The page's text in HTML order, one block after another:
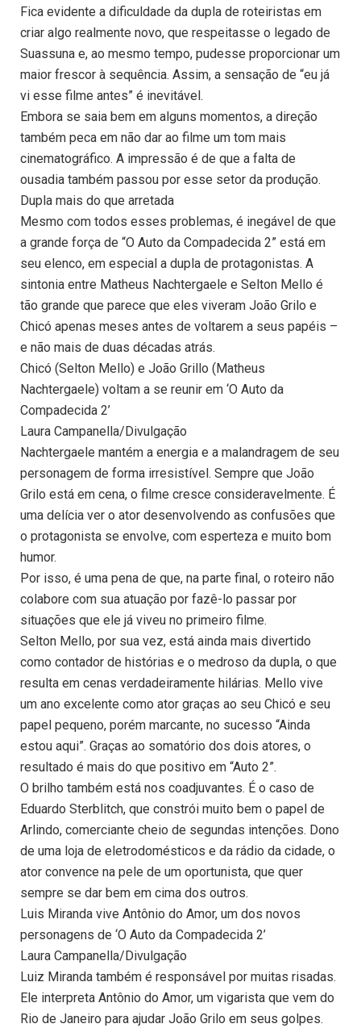
Fica evidente a dificuldade da dupla de roteiristas em
criar algo realmente novo, que respeitasse o legado de
Suassuna e, ao mesmo tempo, pudesse proporcionar um
maior frescor à sequência. Assim, a sensação de “eu já
vi esse filme antes” é inevitável.
Embora se saia bem em alguns momentos, a direção
também peca em não dar ao filme um tom mais
cinematográfico. A impressão é de que a falta de
ousadia também passou por esse setor da produção.
Dupla mais do que arretada
Mesmo com todos esses problemas, é inegável de que
a grande força de “O Auto da Compadecida 2” está em
seu elenco, em especial a dupla de protagonistas. A
sintonia entre Matheus Nachtergaele e Selton Mello é
tão grande que parece que eles viveram João Grilo e
Chicó apenas meses antes de voltarem a seus papéis –
e não mais de duas décadas atrás.
Chicó (Selton Mello) e João Grillo (Matheus
Nachtergaele) voltam a se reunir em ‘O Auto da
Compadecida 2’
Laura Campanella/Divulgação
Nachtergaele mantém a energia e a malandragem de seu
personagem de forma irresistível. Sempre que João
Grilo está em cena, o filme cresce consideravelmente. É
uma delícia ver o ator desenvolvendo as confusões que
o protagonista se envolve, com esperteza e muito bom
humor.
Por isso, é uma pena de que, na parte final, o roteiro não
colabore com sua atuação por fazê-lo passar por
situações que ele já viveu no primeiro filme.
Selton Mello, por sua vez, está ainda mais divertido
como contador de histórias e o medroso da dupla, o que
resulta em cenas verdadeiramente hilárias. Mello vive
um ano excelente como ator graças ao seu Chicó e seu
papel pequeno, porém marcante, no sucesso “Ainda
estou aqui”. Graças ao somatório dos dois atores, o
resultado é mais do que positivo em “Auto 2”.
O brilho também está nos coadjuvantes. É o caso de
Eduardo Sterblitch, que constrói muito bem o papel de
Arlindo, comerciante cheio de segundas intenções. Dono
de uma loja de eletrodomésticos e da rádio da cidade, o
ator convence na pele de um oportunista, que quer
sempre se dar bem em cima dos outros.
Luis Miranda vive Antônio do Amor, um dos novos
personagens de ‘O Auto da Compadecida 2’
Laura Campanella/Divulgação
Luiz Miranda também é responsável por muitas risadas.
Ele interpreta Antônio do Amor, um vigarista que vem do
Rio de Janeiro para ajudar João Grilo em seus golpes.